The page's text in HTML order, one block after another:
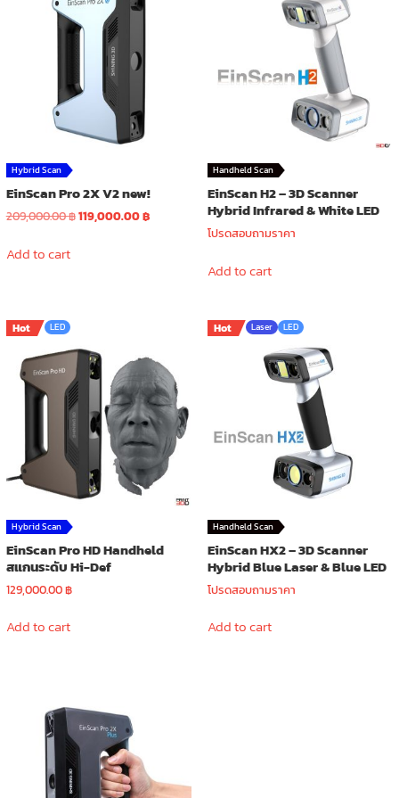
Hybrid Scan
EinScan Pro 2X V2 new!
209,000.00฿Original
119,000.00฿Current
119,000.00 ฿.
Add to cart
Handheld Scan
EinScan H2 – 3D Scanner
Hybrid Infrared & White LED
โปรดสอบถามราคา
Add to cart
Hot LED
Hybrid Scan
EinScan Pro HD Handheld
สแกนระดับ Hi-Def
129,000.00฿
Add to cart
Hot Laser LED
Handheld Scan
EinScan HX2 – 3D Scanner
Hybrid Blue Laser & Blue LED
โปรดสอบถามราคา
Add to cart